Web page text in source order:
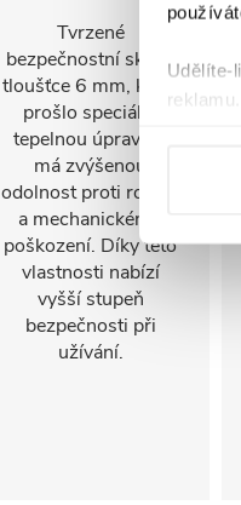
Udělíte-
Tvrzené
bezpečnostní sklo o
tloušťce 6 mm, které
prošlo speciální
tepelnou úpravou,
má zvýšenou
odolnost proti rozbití
a mechanickému
poškození. Díky této
vlastnosti nabízí
vyšší stupeň
bezpečnosti při
užívání.